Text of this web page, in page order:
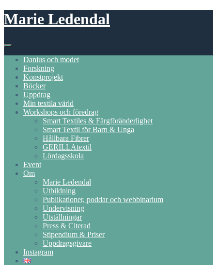
Skip
to
Marie Ledendal
Danius och modet
Forskning
Konstprojekt
Böcker
Uppdrag
Min textila värld
Workshops och föredrag
Smart Textiles & Färgföränderlighet
Smart Textil för Barn & Unga
Hållbara Fibrer
GERILLAtextil
Lördagsskola
Event
Om
Marie Ledendal
Utbildning
Publikationer, poddar och webbinarium
Undervisning
Utställningar
Press & Citerad
Stipendium & Priser
Uppdragsgivare
Instagram